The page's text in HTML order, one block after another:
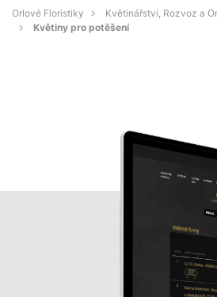
Orlové Floristiky
Květinářství, Rozvoz a
Květiny pro potěšení